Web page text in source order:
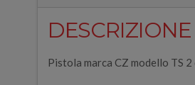
DESCRIZIONE
Pistola marca CZ modello TS 2